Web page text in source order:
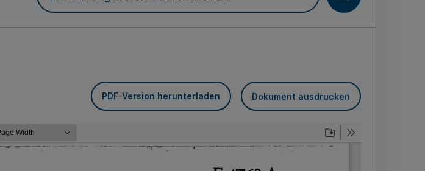
Verkündungsbereich durchsuchen
PDF-Version herunterladen Dokument ausdrucken